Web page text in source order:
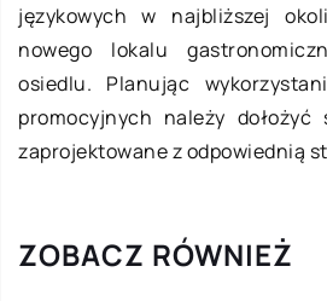
językowych w najbliższej
nowego lokalu
osiedlu. Planując
promocyjnych należy
zaprojektowane z odpowiednią
ZOBACZ RÓWNIEŻ